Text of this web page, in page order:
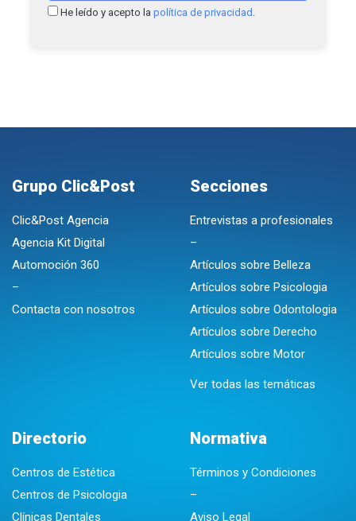
He leído y acepto la política de privacidad .
Grupo Clic&Post
Clic&Post Agencia
Agencia Kit Digital
Automoción 360
–
Contacta con nosotros
Secciones
Entrevistas a profesionales
–
Artículos sobre Belleza
Artículos sobre Psicologia
Artículos sobre Odontologia
Artículos sobre Derecho
Artículos sobre Motor
Ver todas las temáticas
Directorio
Centros de Estética
Centros de Psicologia
Clínicas Dentales
Normativa
Términos y Condiciones
–
Aviso Legal